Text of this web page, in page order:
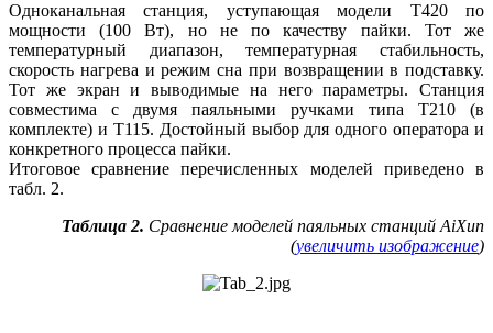
Одноканальная станция, уступающая модели T420 по
мощности (100 Вт), но не по качеству пайки. Тот же
температурный диапазон, температурная стабильность,
скорость нагрева и режим сна при возвращении в подставку.
Тот же экран и выводимые на не­го параметры. Станция
совместима с двумя паяльными ручками ти­па Т210 (в
комплекте) и Т115. Достойный выбор для одного оператора и
конкретного процесса пайки.
Итоговое сравнение перечисленных моделей приведено в
табл. 2.
Таблица 2. Сравнение моделей паяльных станций AiXun
(увеличить изображение)